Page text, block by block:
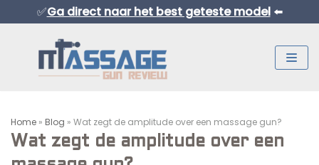
Meteen
inhoud
✅Ga direct naar het best geteste model ⬅️
Home » Blog » Wat zegt de amplitude over een massage gun?
Wat zegt de amplitude over een